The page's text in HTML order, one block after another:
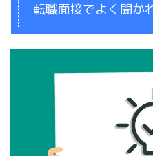
転職面接でよく聞か